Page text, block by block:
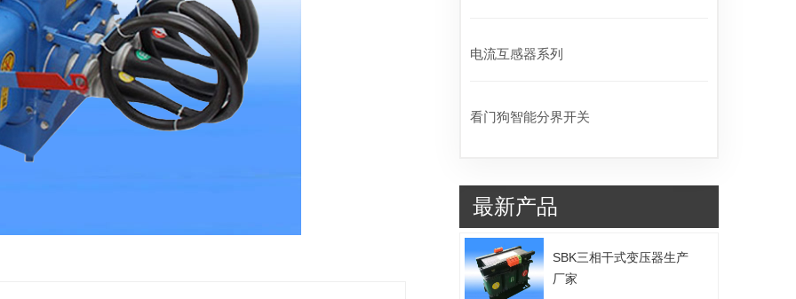
电流互感器系列
看门狗智能分界开关
最新产品
SBK三相干式变压器生产
厂家